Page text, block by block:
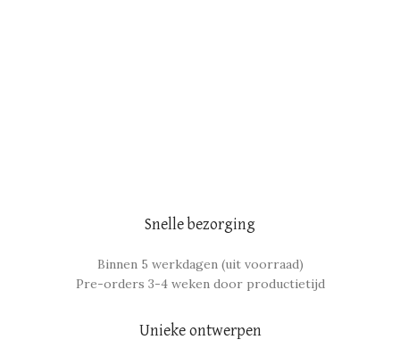
Snelle bezorging
Binnen 5 werkdagen (uit voorraad)
Pre-orders 3-4 weken door productietijd
Unieke ontwerpen